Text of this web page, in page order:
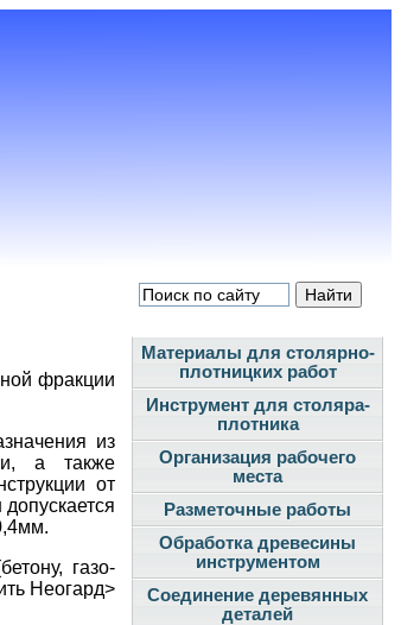
фракции
из
а также
от
газо-
Неогард>
Материалы для столярно-
плотницких работ
Инструмент для столяра-
плотника
Организация рабочего
места
Разметочные работы
Обработка древесины
инструментом
Соединение деревянных
деталей